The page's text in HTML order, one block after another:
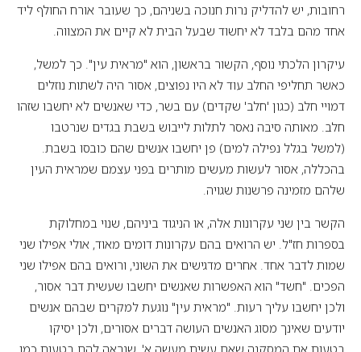
רחובות, יש להדליק נרות חנוכה בשניהם, כך שעובר אורח החולף ליד
אחד מהם בלבד לא יחשוד שבעל הבית לא קיים את המצווה.
עיקרון הלכתי נוסף, הקשור בראשון, הוא "מראית עין". כך למשל,
כאשר תחליפי החלב עוד לא היו נפוצים, אסור היה לשתות נוזלים
דמויי חלב (כגון 'חלב' שקדים) עם בשר, כדי שאנשים לא יחשבו שזהו
חלב. מאותה סיבה נאסר לתלות לייבוש בשבת בגדים שנרטבו
(למשל בגלל נפילה למים) פן יחשבו אנשים שהם כובסו בשבת.
בהכללה, אסור לעשות מעשים מותרים בפני עצמם שמראית העין
שלהם מזמינה פרשנות שגויה.
הקשר בין שני עקרונות אלה, או הניגוד ביניהם, שנוי במחלוקת
בספרות חז"ל. יש הרואים בהם עקרונות דומים מאוד, אולי אפילו שני
שמות לדבר אחד. אחרים מדגישים את השוני, ורואים בהם אפילו שני
הפכים. "חשד" הוא האפשרות שאנשים יחשבו שעשית דבר אסור,
ולכן יחשבו עליך רעות. "מראית עין" נוגעת למקרים שבהם אנשים
יודעים שאינך מסוג האנשים העושה דברים אסורים, ולכן יסיקו
בטעות את המסקנה שאם עשית מעשה א', שנראה להם בטעות כמו